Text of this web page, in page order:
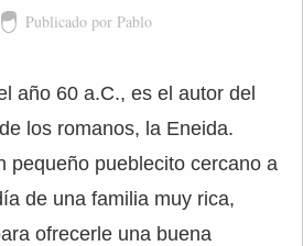
Publicado por Pablo
año 60 a.C., es el autor del
los romanos, la Eneida.
pequeño pueblecito cercano a
de una familia muy rica,
ofrecerle una buena